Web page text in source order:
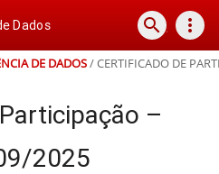
Dados search more_vert
DE DADOS/CERTIFICADO DE
–
2025